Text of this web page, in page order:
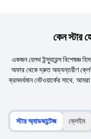
কেন স্টার
একজন হেলথ ইন্স্যুরেন্স বিশেষজ্ঞ
অফার থেকে দ্রুত অভ্যন্তরীণ
ক্রমবর্ধমান নেটওয়ার্কের সাথে,
স্টার অ্যাডভান্টেজ ক্লেইম